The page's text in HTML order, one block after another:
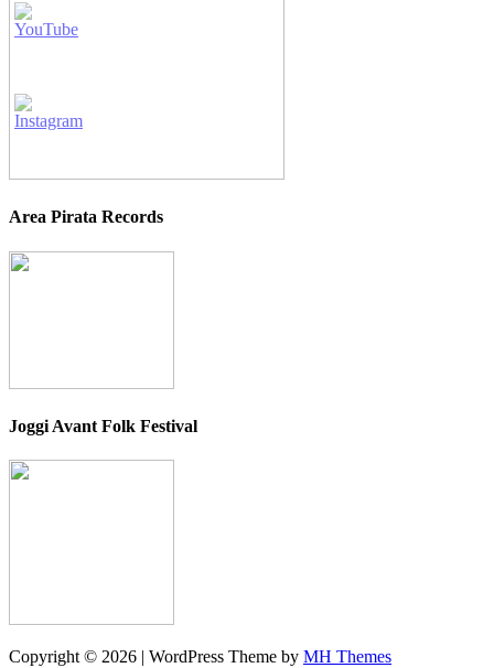
Area Pirata Records
Joggi Avant Folk Festival
Copyright © 2026 | WordPress Theme by MH Themes